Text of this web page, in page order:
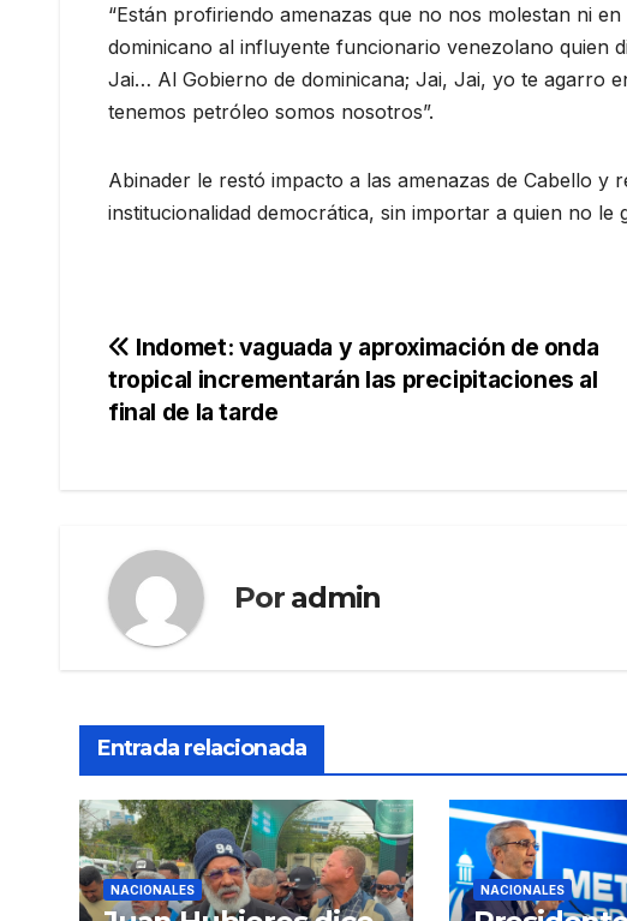
“Están profiriendo amenazas que no nos molestan ni
dominicano al influyente funcionario venezolano quien
Jai… Al Gobierno de dominicana; Jai, Jai, yo te agarro
tenemos petróleo somos nosotros”.
Abinader le restó impacto a las amenazas de Cabello y
institucionalidad democrática, sin importar a quien no le
Navegación
de
Indomet: vaguada y aproximación de onda
tropical incrementarán las precipitaciones al
final de la tarde
Por admin
Entrada relacionada
NACIONALES NACIONALES